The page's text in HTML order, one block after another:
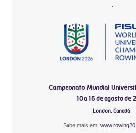
-
Campeonato Mundial
10 a 16 de agosto de
London, Canadá
Sabe mais em: